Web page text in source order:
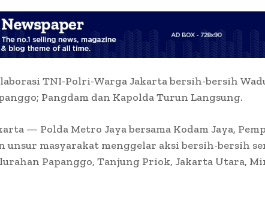
TNI-Polri-Warga Jakarta bersih-bersih
Pangdam dan Kapolda Turun Langsung.
— Polda Metro Jaya bersama Kodam Jaya,
unsur masyarakat menggelar aksi bersih-bersih
Papanggo, Tanjung Priok, Jakarta Utara,